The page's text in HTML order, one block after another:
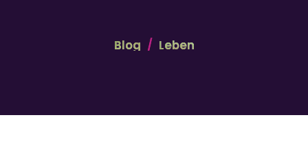
Blog Leben